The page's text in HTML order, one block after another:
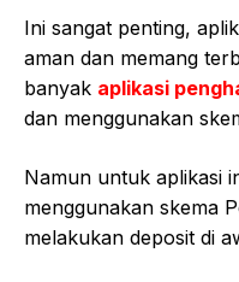
Ini sangat penting,
aman dan memang
banyak aplikasi
dan menggunakan
Namun untuk aplikasi
menggunakan skema
melakukan deposit di